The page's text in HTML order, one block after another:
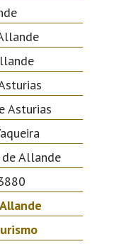
Asturias
Allande
Allande